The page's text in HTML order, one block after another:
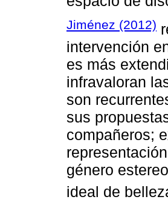
Jiménez (2012)
intervención
es más
infravaloran
son
sus
compañeros;
género
ideal de